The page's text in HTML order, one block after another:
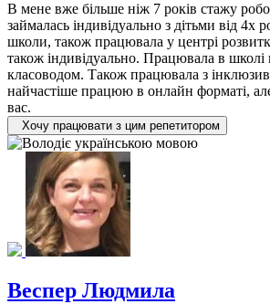
В мене вже більше ніж 7 років стажу
займалась індивідуально з дітьми від 4х
школи, також працювала у центрі
також індивідуально. Працювала в школі
класоводом. Також працювала з
найчастіше працюю в онлайн форматі,
вас.
Хочу працювати з цим репетитором
Веспер Людмила